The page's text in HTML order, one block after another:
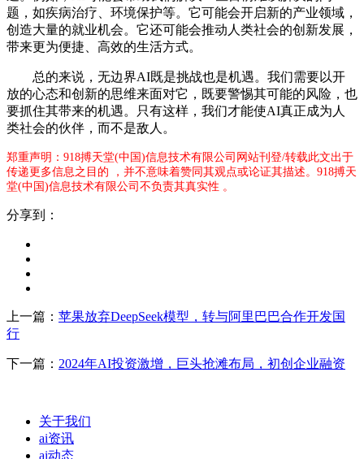
题，如疾病治疗、环境保护等。它可能会开启新的产业领域，
创造大量的就业机会。它还可能会推动人类社会的创新发展，
带来更为便捷、高效的生活方式。
总的来说，无边界AI既是挑战也是机遇。我们需要以开
放的心态和创新的思维来面对它，既要警惕其可能的风险，也
要抓住其带来的机遇。只有这样，我们才能使AI真正成为人
类社会的伙伴，而不是敌人。
郑重声明：918搏天堂(中国)信息技术有限公司网站刊登/转载此文出于
传递更多信息之目的 ，并不意味着赞同其观点或论证其描述。918搏天
堂(中国)信息技术有限公司不负责其真实性 。
分享到：
上一篇： 苹果放弃DeepSeek模型，转与阿里巴巴合作开发国
行
下一篇： 2024年AI投资激增，巨头抢滩布局，初创企业融资
关于我们
ai资讯
ai动态